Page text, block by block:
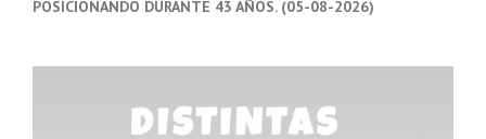
POSICIONANDO DURANTE 43 AÑOS. (05-08-2026)